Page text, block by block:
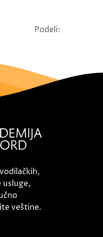
Podeli:
usluge,
veštine.